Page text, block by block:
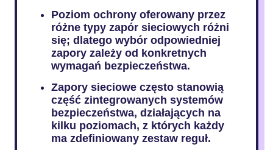
Poziom ochrony oferowany przez
różne typy zapór sieciowych różni
się; dlatego wybór odpowiedniej
zapory zależy od konkretnych
wymagań bezpieczeństwa.
Zapory sieciowe często stanowią
część zintegrowanych systemów
bezpieczeństwa, działających na
kilku poziomach, z których każdy
ma zdefiniowany zestaw reguł.